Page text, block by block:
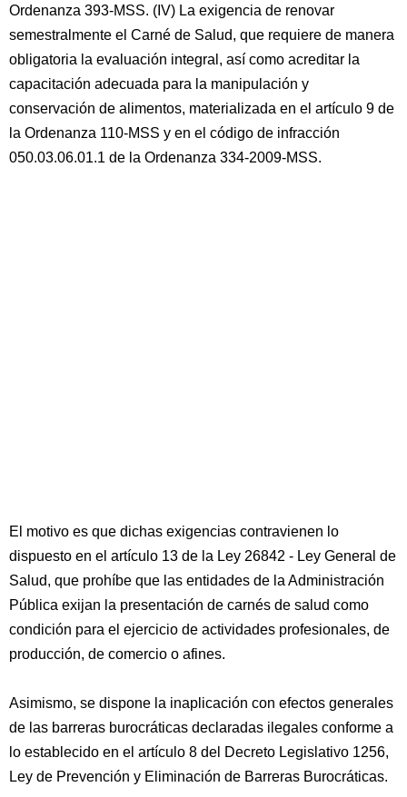
Ordenanza 393-MSS. (IV) La exigencia de renovar
semestralmente el Carné de Salud, que requiere de manera
obligatoria la evaluación integral, así como acreditar la
capacitación adecuada para la manipulación y
conservación de alimentos, materializada en el artículo 9 de
la Ordenanza 110-MSS y en el código de infracción
050.03.06.01.1 de la Ordenanza 334-2009-MSS.
El motivo es que dichas exigencias contravienen lo
dispuesto en el artículo 13 de la Ley 26842 - Ley General de
Salud, que prohíbe que las entidades de la Administración
Pública exijan la presentación de carnés de salud como
condición para el ejercicio de actividades profesionales, de
producción, de comercio o afines.
Asimismo, se dispone la inaplicación con efectos generales
de las barreras burocráticas declaradas ilegales conforme a
lo establecido en el artículo 8 del Decreto Legislativo 1256,
Ley de Prevención y Eliminación de Barreras Burocráticas.